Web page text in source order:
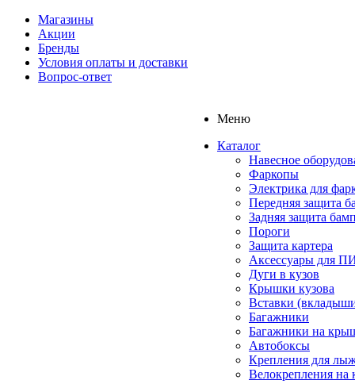
Магазины
Акции
Бренды
Условия оплаты и доставки
Вопрос-ответ
Меню
Каталог
Навесное
Фаркопы
Электрика для
Передняя защита
Задняя защита
Пороги
Защита картера
Аксессуары для
Дуги в кузов
Крышки кузова
Вставки
Багажники
Багажники на
Автобоксы
Крепления для
Велокрепления